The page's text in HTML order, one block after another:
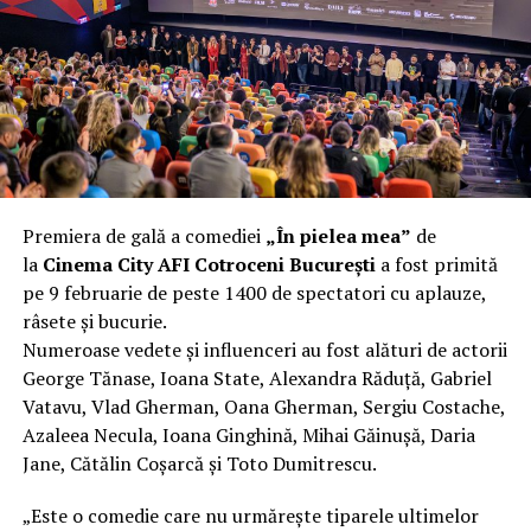
încât nu a mai putut fi pliat. Proprietarul l-a aruncat la
fier vechi a doua zi. Asta ca să fie clar de la început: nu
vorbim despre preferințe estetice, ci despre
funcționalitate reală.
Aluminiul, pe scurt: ușor,
rezistent la coroziune, dar cu
nuanțe
Aluminiul e materialul care apare primul în conversație
când cineva caută un pavilion ușor. Și pe bună dreptate.
Densitatea aluminiului e de aproximativ 2,7 g/cm³, față
de circa 7,8 g/cm³ pentru oțel. Practic, la un volum
identic, aluminiul cântărește cam o treime din greutatea
oțelului. Pentru oricine transportă, montează și
demontează frecvent o structură, diferența asta se
simte enorm.
Premiera de gală a comediei „În pielea mea” de
la Cinema City AFI Cotroceni Bucureștia fost primită
pe 9 februarie de peste 1400 de spectatori cu aplauze,
râsete și bucurie.
Numeroase vedete și influenceri au fost alături de actorii
George Tănase, Ioana State, Alexandra Răduță, Gabriel
Vatavu, Vlad Gherman, Oana Gherman, Sergiu Costache,
Azaleea Necula, Ioana Ginghină, Mihai Găinușă, Daria
Jane, Cătălin Coșarcă și Toto Dumitrescu.
„Este o comedie care nu urmărește tiparele ultimelor